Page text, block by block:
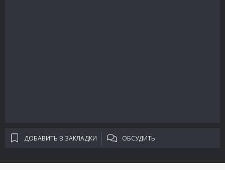
ДОБАВИТЬ В ЗАКЛАДКИ ОБСУДИТЬ